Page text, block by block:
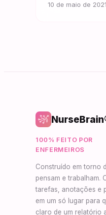
10 de maio de 2021
100% FEITO POR
ENFERMEIROS
Construído em torno
pensam e trabalham.
tarefas, anotações e
em um só lugar para
claro de um relatório